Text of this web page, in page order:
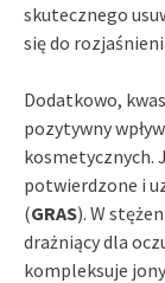
skutecznego
się do
Dodatkowo,
pozytywny
kosmetycznych.
potwierdzone i
(GRAS). W
drażniący dla
kompleksuje